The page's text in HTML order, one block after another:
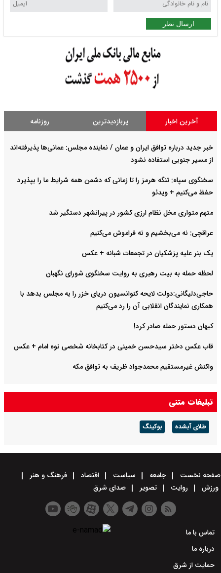
ارسال نظر
آخرین اخبار پربازدیدترین روزنامه
خبر جدید درباره توافق ایران و عمان / نماینده مجلس: عمانی‌ها پذیرفته‌اند
از مسیر جنوبی استفاده نشود
سخنگوی سپاه: تنگه هرمز را تا زمانی که دشمن همه شرایط ما را بپذیرد
حفظ می‌کنیم + ویدئو
متهم متواری مخل نظام ارزی کشور در پیرانشهر دستگیر شد
عراقچی: نه می‌بخشیم و نه فراموش می‌کنیم
یک بنر علیه پزشکیان در تجمعات شبانه +‌ عکس
لحظه حمله به بیت رهبری به روایت سخنگوی شورای نگهبان
حاجی‌دلیگانی:دولت لایحه کنوانسیون دریای خزر را به مجلس بدهد با
همکاری نمایندگان انقلابی آن را رد می‌کنیم
کیهان دستور حمله صادر کرد!
قاب عکس دختر سیدحسن خمینی در کتابخانه شخصی نوه امام + عکس
واکنش غیرمستقیم محمدجواد ظریف به توافق مکه
تبلیغات متنی
طلای آبشده بوکینگ
صفحه نخست جامعه سیاست اقتصاد
فرهنگ و هنر
ورزش
روایت تصویر صدای شرق
تماس با ما
درباره ما
حمایت از شرق